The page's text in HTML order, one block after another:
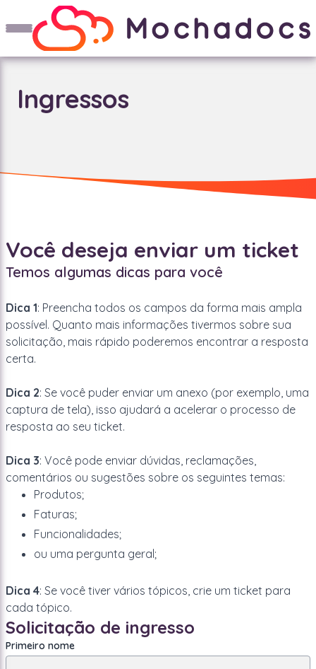
Ingressos
Você deseja enviar um ticket
Temos algumas dicas para você
Dica 1: Preencha todos os campos da forma mais ampla
possível. Quanto mais informações tivermos sobre sua
solicitação, mais rápido poderemos encontrar a resposta
certa.
Dica 2: Se você puder enviar um anexo (por exemplo, uma
captura de tela), isso ajudará a acelerar o processo de
resposta ao seu ticket.
Dica 3: Você pode enviar dúvidas, reclamações,
comentários ou sugestões sobre os seguintes temas:
Produtos;
Faturas;
Funcionalidades;
ou uma pergunta geral;
Dica 4: Se você tiver vários tópicos, crie um ticket para
cada tópico.
Solicitação de ingresso
Primeiro nome